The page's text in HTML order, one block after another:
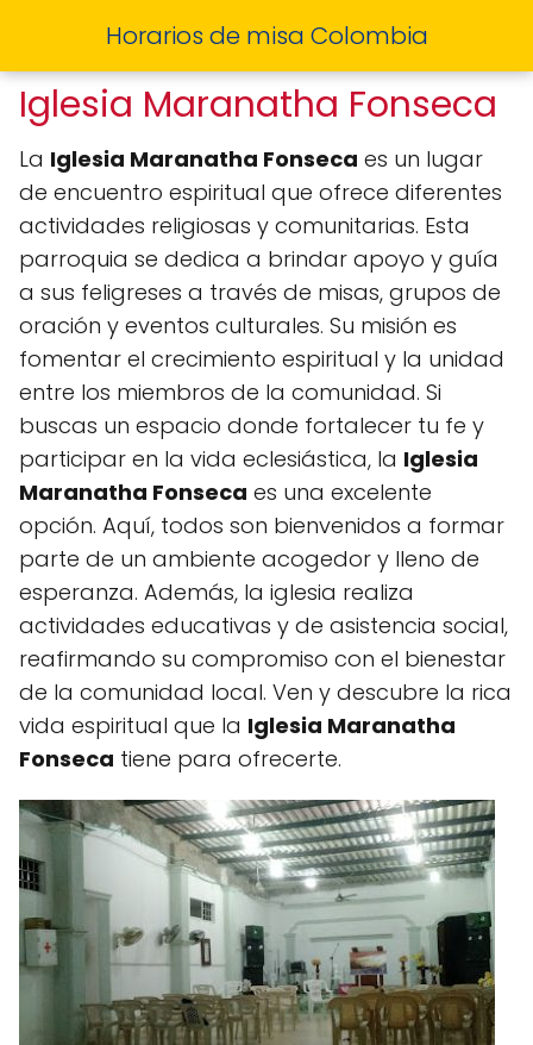
Horarios de misa Colombia
Iglesia Maranatha Fonseca
La Iglesia Maranatha Fonseca es un lugar
de encuentro espiritual que ofrece diferentes
actividades religiosas y comunitarias. Esta
parroquia se dedica a brindar apoyo y guía
a sus feligreses a través de misas, grupos de
oración y eventos culturales. Su misión es
fomentar el crecimiento espiritual y la unidad
entre los miembros de la comunidad. Si
buscas un espacio donde fortalecer tu fe y
participar en la vida eclesiástica, la Iglesia
Maranatha Fonseca es una excelente
opción. Aquí, todos son bienvenidos a formar
parte de un ambiente acogedor y lleno de
esperanza. Además, la iglesia realiza
actividades educativas y de asistencia social,
reafirmando su compromiso con el bienestar
de la comunidad local. Ven y descubre la rica
vida espiritual que la Iglesia Maranatha
Fonseca tiene para ofrecerte.